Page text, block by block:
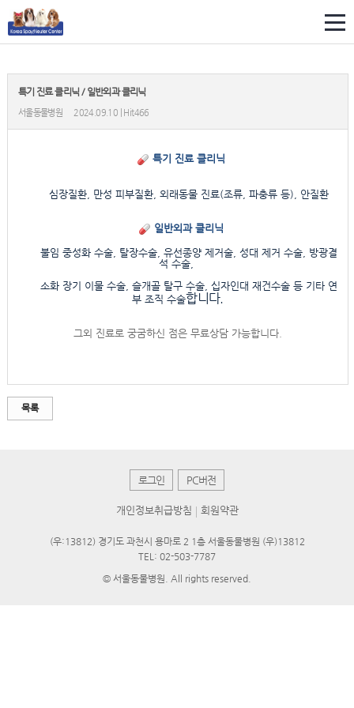
특기 진료 클리닉 / 일반외과 클리닉
서울동물병원 2024.09.10 | Hit466
특기 진료 클리 닉
심장질환, 만성 피부질환, 외래동물 진료(조류, 파충류 등), 안질환
일반외과 클리닉
불임 중성화 수술, 탈장수술, 유선종양 제거술, 성대 제거 수술, 방광결
석 수술,
소화 장기 이물 수술, 슬개골 탈구 수술, 십자인대 재건수술 등 기타 연
부 조직 수술합니다.
그외 진료로 궁굼하신 점은 무료상담 가능합니다.
목록
로그인 PC버전
개인정보취급방침 회원약관
(우:13812) 경기도 과천시 용마로 2 1층 서울동물병원 (우)13812
TEL: 02-503-7787
© 서울동물병원. All rights reserved.